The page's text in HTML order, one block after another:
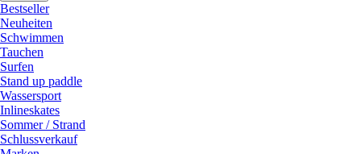
Bestseller
Neuheiten
Schwimmen
Tauchen
Surfen
Stand up paddle
Wassersport
Inlineskates
Sommer / Strand
Schlussverkauf